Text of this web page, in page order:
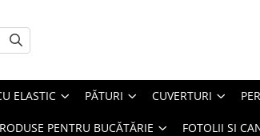
ELASTIC PĂTURI CUVERTURI
PENTRU BUCĂTĂRIE FOTOLII SI